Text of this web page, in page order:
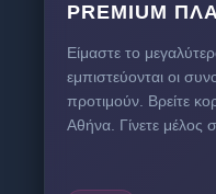
PREMIUM
Είμαστε το
εμπιστεύονται οι
προτιμούν. Βρείτε
Αθήνα. Γίνετε μέλος